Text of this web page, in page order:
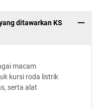
ditawarkan KS
macam
kursi roda listrik
serta alat